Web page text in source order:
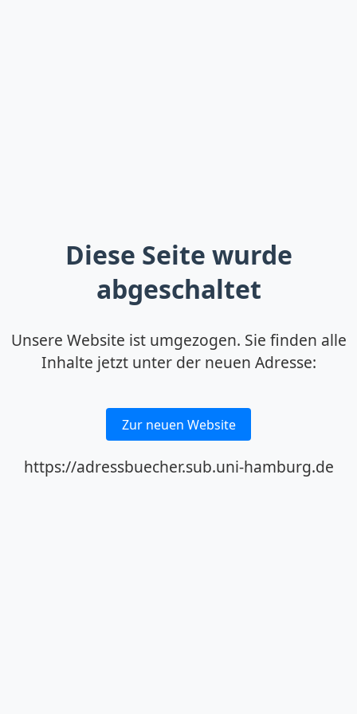
Diese Seite wurde
abgeschaltet
Unsere Website ist umgezogen. Sie finden alle
Inhalte jetzt unter der neuen Adresse:
Zur neuen Website
https://adressbuecher.sub.uni-hamburg.de